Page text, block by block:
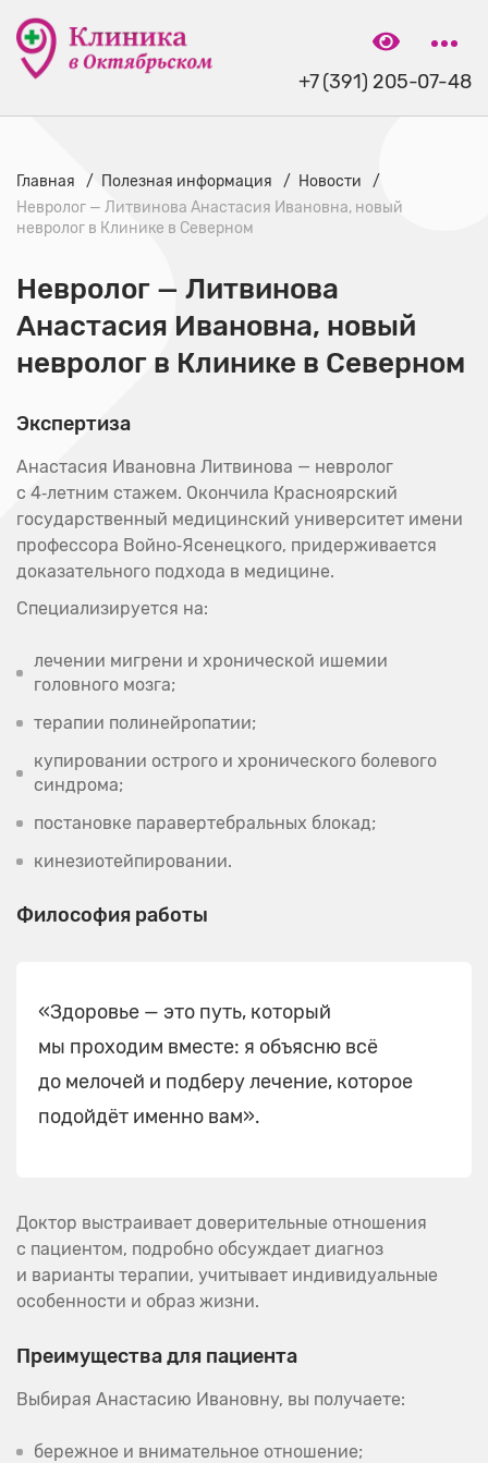
+7 (391) 205-07-48
Главная Полезная информация
Новости
Невролог — Литвинова Анастасия Ивановна, новый
невролог в Клинике в Северном
Невролог — Литвинова
Анастасия Ивановна, новый
невролог в Клинике в Северном
Экспертиза
Анастасия Ивановна Литвинова — невролог
с 4‑летним стажем. Окончила Красноярский
государственный медицинский университет имени
профессора Войно‑Ясенецкого, придерживается
доказательного подхода в медицине.
Специализируется на:
лечении мигрени и хронической ишемии
головного мозга;
терапии полинейропатии;
купировании острого и хронического болевого
синдрома;
постановке паравертебральных блокад;
кинезиотейпировании.
Философия работы
«Здоровье — это путь, который
мы проходим вместе: я объясню всё
до мелочей и подберу лечение, которое
подойдёт именно вам».
Доктор выстраивает доверительные отношения
с пациентом, подробно обсуждает диагноз
и варианты терапии, учитывает индивидуальные
особенности и образ жизни.
Преимущества для пациента
Выбирая Анастасию Ивановну, вы получаете:
бережное и внимательное отношение;